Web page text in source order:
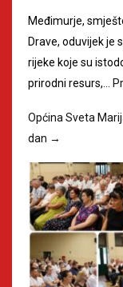
Međimurje,
Drave, oduvijek je
rijeke koje su
prirodni resurs,…
Općina Sveta
dan →